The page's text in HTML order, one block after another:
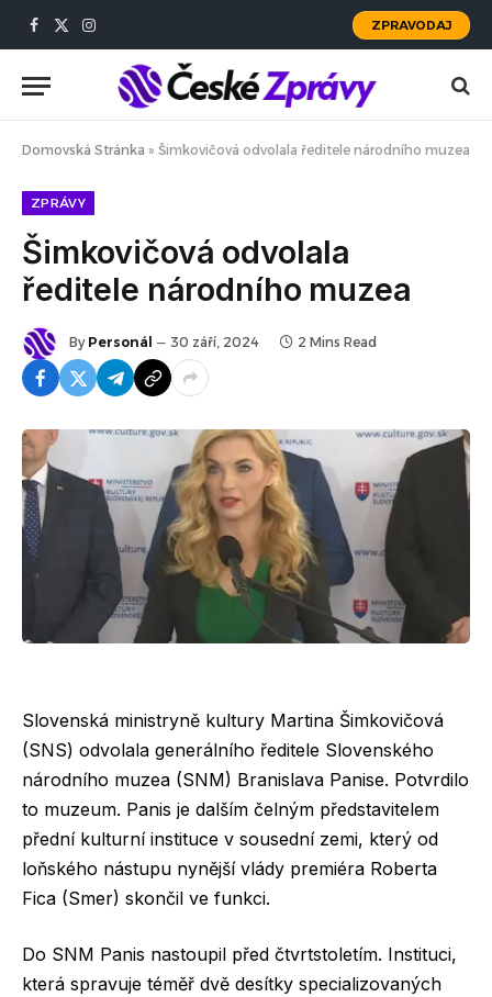
Facebook
X
Instagram
ZPRAVODAJ
Domovská Stránka » Šimkovičová odvolala ředitele národního muzea
ZPRÁVY
Šimkovičová odvolala
ředitele národního muzea
By Personál 30 září, 2024 2 Mins Read
Slovenská ministryně kultury Martina Šimkovičová
(SNS) odvolala generálního ředitele Slovenského
národního muzea (SNM) Branislava Panise. Potvrdilo
to muzeum. Panis je dalším čelným představitelem
přední kulturní instituce v sousední zemi, který od
loňského nástupu nynější vlády premiéra Roberta
Fica (Smer) skončil ve funkci.
Do SNM Panis nastoupil před čtvrtstoletím. Instituci,
která spravuje téměř dvě desítky specializovaných